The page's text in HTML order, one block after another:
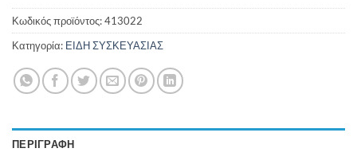
Κωδικός προϊόντος:413022
Κατηγορία: ΕΙΔΗ ΣΥΣΚΕΥΑΣΙΑΣ
ΠΕΡΙΓΡΑΦΉ